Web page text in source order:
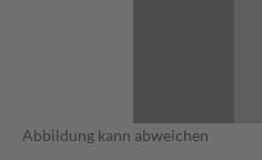
Abbildung kann abweichen